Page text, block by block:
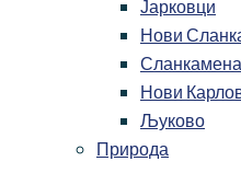
Јарковци
Нови
Нови
Љуково
Природа